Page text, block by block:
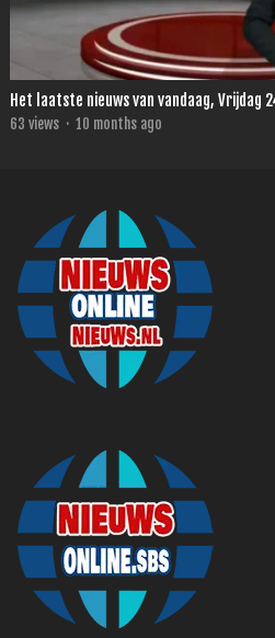
Het laatste nieuws van vandaag, Vrijdag
63 views · 10 months ago